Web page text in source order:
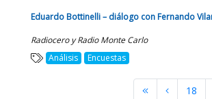
Eduardo Bottinelli – diálogo con Fernando
Radiocero y Radio Monte Carlo
Análisis
Encuestas
18